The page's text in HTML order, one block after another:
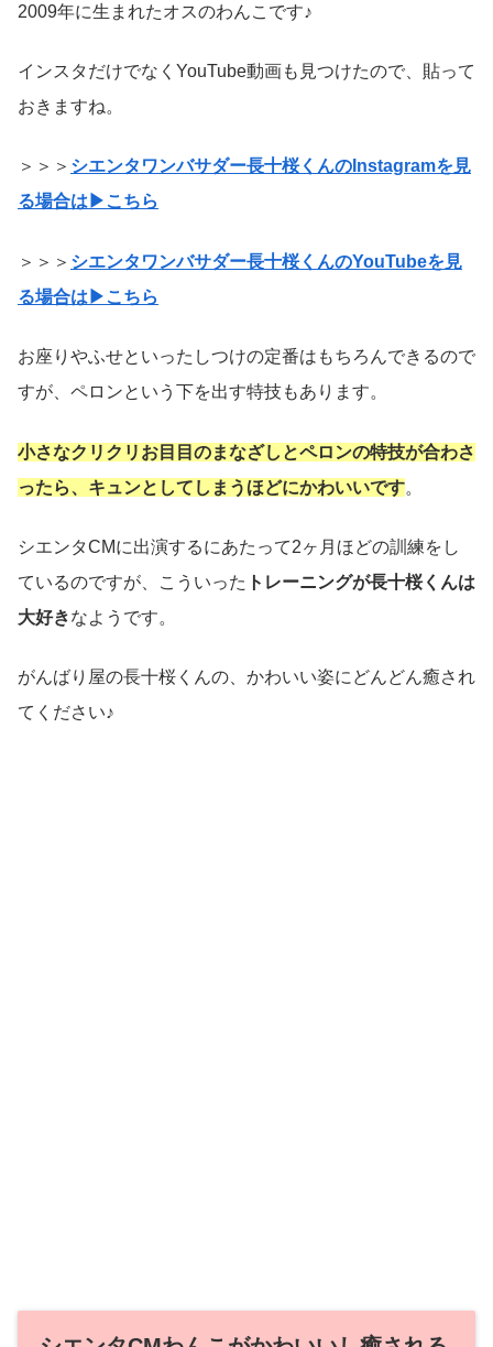
2009年に生まれたオスのわんこです♪
インスタだけでなくYouTube動画も見つけたので、貼って
おきますね。
＞＞＞ シエンタワンバサダー長十桜くんのInstagramを見
る場合は▶こちら
＞＞＞ シエンタワンバサダー長十桜くんのYouTubeを見
る場合は▶こちら
お座りやふせといったしつけの定番はもちろんできるので
すが、ペロンという下を出す特技もあります。
小さなクリクリお目目のまなざしとペロンの特技が合わさ
ったら、キュンとしてしまうほどにかわいいです。
シエンタCMに出演するにあたって2ヶ月ほどの訓練をし
ているのですが、こういった トレーニングが長十桜くんは
大好きなようです。
がんばり屋の長十桜くんの、かわいい姿にどんどん癒され
てください♪